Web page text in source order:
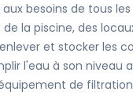
besoins de tous
la piscine, des
et stocker les
l'eau à son niveau
de